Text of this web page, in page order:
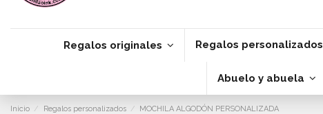
Regalos originales Regalos personalizados
Abuelo y abuela
Inicio Regalos personalizados MOCHILA ALGODÓN PERSONALIZADA